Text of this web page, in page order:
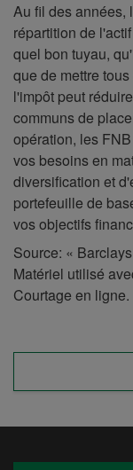
Au fil des années,
répartition de
quel bon tuyau,
que de mettre
l'impôt peut
communs de
opération, les
vos besoins en
diversification et
portefeuille de
vos objectifs
Source: «
Matériel utilisé
Courtage en ligne.